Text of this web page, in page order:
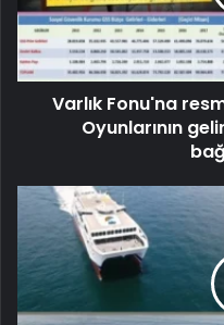
Varlık Fonu'na
Oyunlarının